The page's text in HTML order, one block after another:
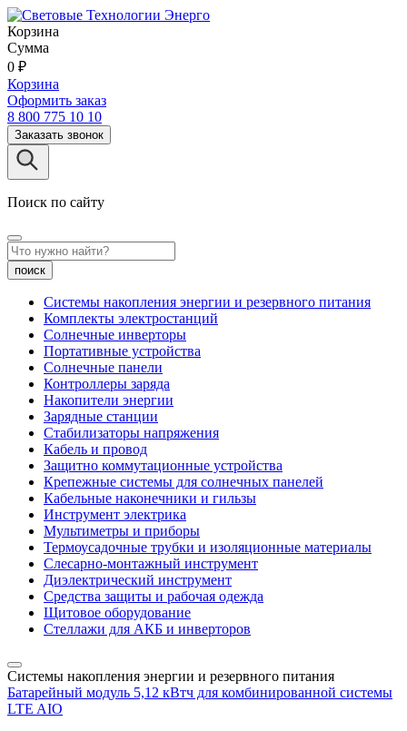
Корзина
Сумма
0 ₽
Корзина
Оформить заказ
8 800 775 10 10
Заказать звонок
Поиск по сайту
поиск
Системы накопления энергии и резервного питания
Комплекты электростанций
Солнечные инверторы
Портативные устройства
Солнечные панели
Контроллеры заряда
Накопители энергии
Зарядные станции
Стабилизаторы напряжения
Кабель и провод
Защитно коммутационные устройства
Крепежные системы для солнечных панелей
Кабельные наконечники и гильзы
Инструмент электрика
Мультиметры и приборы
Термоусадочные трубки и изоляционные материалы
Слесарно-монтажный инструмент
Диэлектрический инструмент
Средства защиты и рабочая одежда
Щитовое оборудование
Стеллажи для АКБ и инверторов
Системы накопления энергии и резервного питания
Батарейный модуль 5,12 кВтч для комбинированной системы
LTE AIO